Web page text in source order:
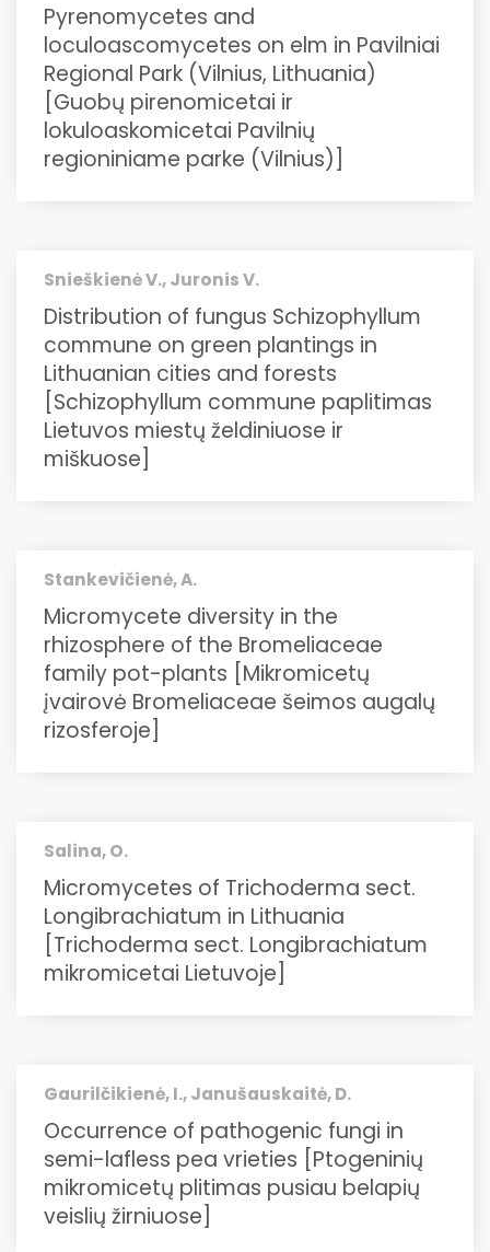
Pyrenomycetes and
loculoascomycetes on elm in Pavilniai
Regional Park (Vilnius, Lithuania)
[Guobų pirenomicetai ir
lokuloaskomicetai Pavilnių
regioniniame parke (Vilnius)]
Snieškienė V., Juronis V.
Distribution of fungus Schizophyllum
commune on green plantings in
Lithuanian cities and forests
[Schizophyllum commune paplitimas
Lietuvos miestų želdiniuose ir
miškuose]
Stankevičienė, A.
Micromycete diversity in the
rhizosphere of the Bromeliaceae
family pot-plants [Mikromicetų
įvairovė Bromeliaceae šeimos augalų
rizosferoje]
Salina, O.
Micromycetes of Trichoderma sect.
Longibrachiatum in Lithuania
[Trichoderma sect. Longibrachiatum
mikromicetai Lietuvoje]
Gaurilčikienė, I., Janušauskaitė, D.
Occurrence of pathogenic fungi in
semi-lafless pea vrieties [Ptogeninių
mikromicetų plitimas pusiau belapių
veislių žirniuose]